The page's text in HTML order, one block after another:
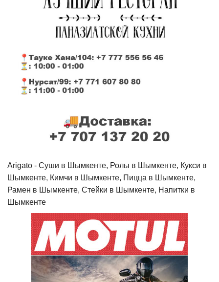
Arigato - Cуши в Шымкенте, Ролы в Шымкенте, Кукси в
Шымкенте, Кимчи в Шымкенте, Пицца в Шымкенте,
Рамен в Шымкенте, Стейки в Шымкенте, Напитки в
Шымкенте